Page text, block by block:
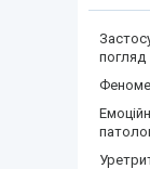
погляд